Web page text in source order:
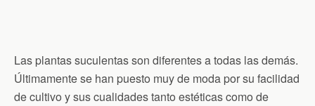
Las plantas suculentas son diferentes a todas las demás.
Últimamente se han puesto muy de moda por su facilidad
de cultivo y sus cualidades tanto estéticas como de